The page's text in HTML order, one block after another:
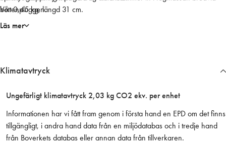
f
t
v
k
t
)
Klimatavtryck
Ungefärligt klimatavtryck 2,03 kg CO2 ekv. per enhet
Informationen har vi fått fram genom i första hand en EPD om det finns
tillgängligt, i andra hand data från en miljödatabas och i tredje hand
från Boverkets databas eller annan data från tillverkaren.
bottenpluggen.
Vikt 0,45 kg, längd 31 cm.
Läs mer